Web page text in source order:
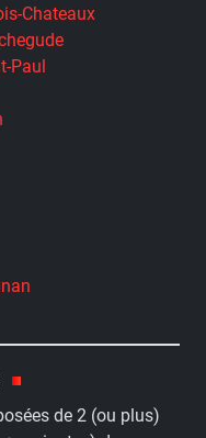
Chateaux
Paul
de 2 (ou plus)